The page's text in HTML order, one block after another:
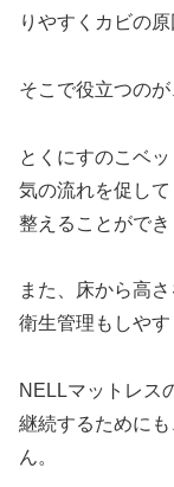
りやすくカビの
そこで役立つの
とくにすのこベ
気の流れを促し
整えることができ
また、床から高
衛生管理もしやす
NELLマットレス
継続するために
ん。